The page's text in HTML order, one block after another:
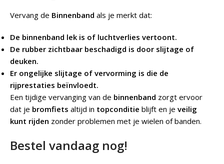
Vervang de Binnenband als je merkt dat:
De binnenband lek is of luchtverlies vertoont.
De rubber zichtbaar beschadigd is door slijtage of
deuken.
Er ongelijke slijtage of vervorming is die de
rijprestaties beïnvloedt.
Een tijdige vervanging van de binnenband zorgt ervoor
dat je bromfiets altijd in topconditie blijft en je veilig
kunt rijden zonder problemen met je wielen of banden.
Bestel vandaag nog!